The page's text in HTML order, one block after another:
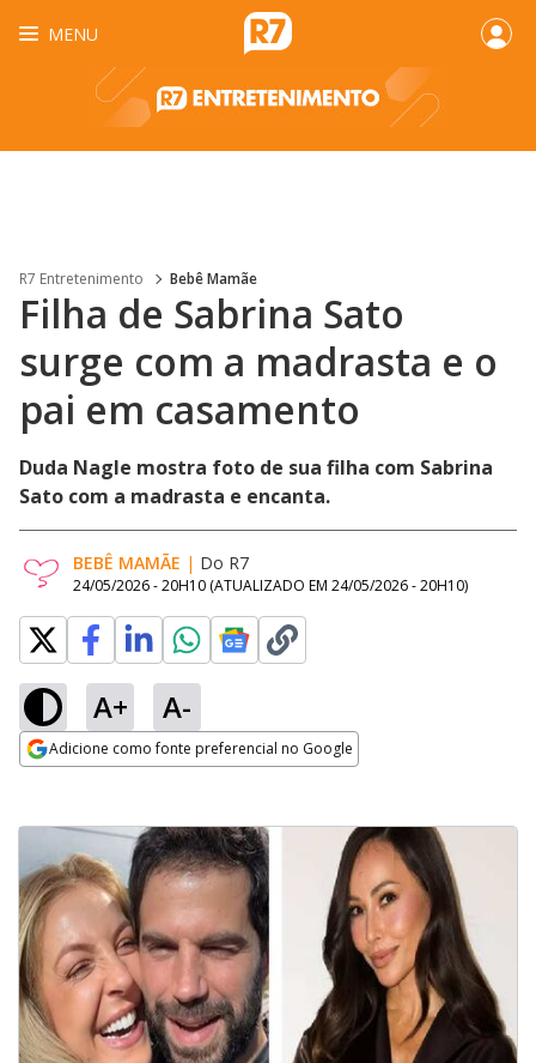
MENU
R7 Entretenimento Bebê Mamãe
Filha de Sabrina Sato
surge com a madrasta e o
pai em casamento
Duda Nagle mostra foto de sua filha com Sabrina
Sato com a madrasta e encanta.
BEBÊ MAMÃE | Do R7
24/05/2026 - 20H10 (ATUALIZADO EM 24/05/2026 - 20H10)
A+ A-
Adicione como fonte preferencial no Google